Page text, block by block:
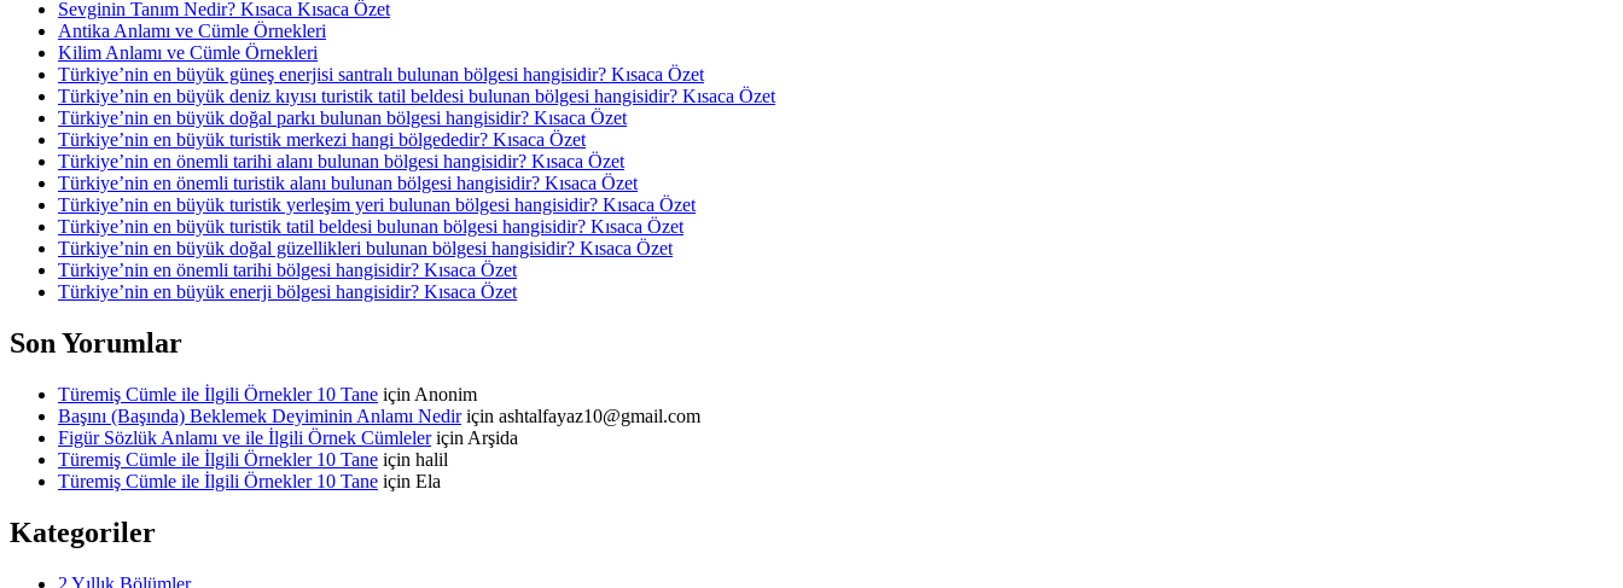
Sevginin Tanım Nedir? Kısaca Kısaca Özet
Antika Anlamı ve Cümle Örnekleri
Kilim Anlamı ve Cümle Örnekleri
Türkiye’nin en büyük güneş enerjisi santralı bulunan bölgesi hangisidir? Kısaca Özet
Türkiye’nin en büyük deniz kıyısı turistik tatil beldesi bulunan bölgesi hangisidir? Kısaca Özet
Türkiye’nin en büyük doğal parkı bulunan bölgesi hangisidir? Kısaca Özet
Türkiye’nin en büyük turistik merkezi hangi bölgededir? Kısaca Özet
Türkiye’nin en önemli tarihi alanı bulunan bölgesi hangisidir? Kısaca Özet
Türkiye’nin en önemli turistik alanı bulunan bölgesi hangisidir? Kısaca Özet
Türkiye’nin en büyük turistik yerleşim yeri bulunan bölgesi hangisidir? Kısaca Özet
Türkiye’nin en büyük turistik tatil beldesi bulunan bölgesi hangisidir? Kısaca Özet
Türkiye’nin en büyük doğal güzellikleri bulunan bölgesi hangisidir? Kısaca Özet
Türkiye’nin en önemli tarihi bölgesi hangisidir? Kısaca Özet
Türkiye’nin en büyük enerji bölgesi hangisidir? Kısaca Özet
Son Yorumlar
Türemiş Cümle ile İlgili Örnekler 10 Tane için Anonim
Başını (Başında) Beklemek Deyiminin Anlamı Nediriçin ashtalfayaz10@gmail.com
Figür Sözlük Anlamı ve ile İlgili Örnek Cümleleriçin Arşida
Türemiş Cümle ile İlgili Örnekler 10 Tane için halil
Türemiş Cümle ile İlgili Örnekler 10 Tane için Ela
Kategoriler
2 Yıllık Bölümler